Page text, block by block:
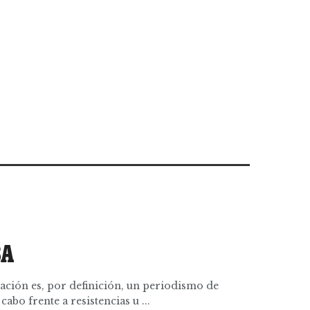
es, por definición, un periodismo de
frente a resistencias u ...